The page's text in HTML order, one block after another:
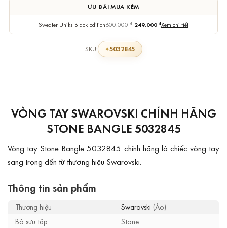
ƯU ĐÃI MUA KÈM
Sweater Uniks Black Edition600.000₫ 249.000 ₫Xem chi tiết
SKU: 5032845
VÒNG TAY SWAROVSKI CHÍNH HÃNG
STONE BANGLE 5032845
Vòng tay Stone Bangle 5032845 chính hãng là chiếc vòng tay
sang trọng đến từ thương hiệu Swarovski.
Thông tin sản phẩm
Thương hiệu Swarovski (Áo)
Bộ sưu tập
Stone